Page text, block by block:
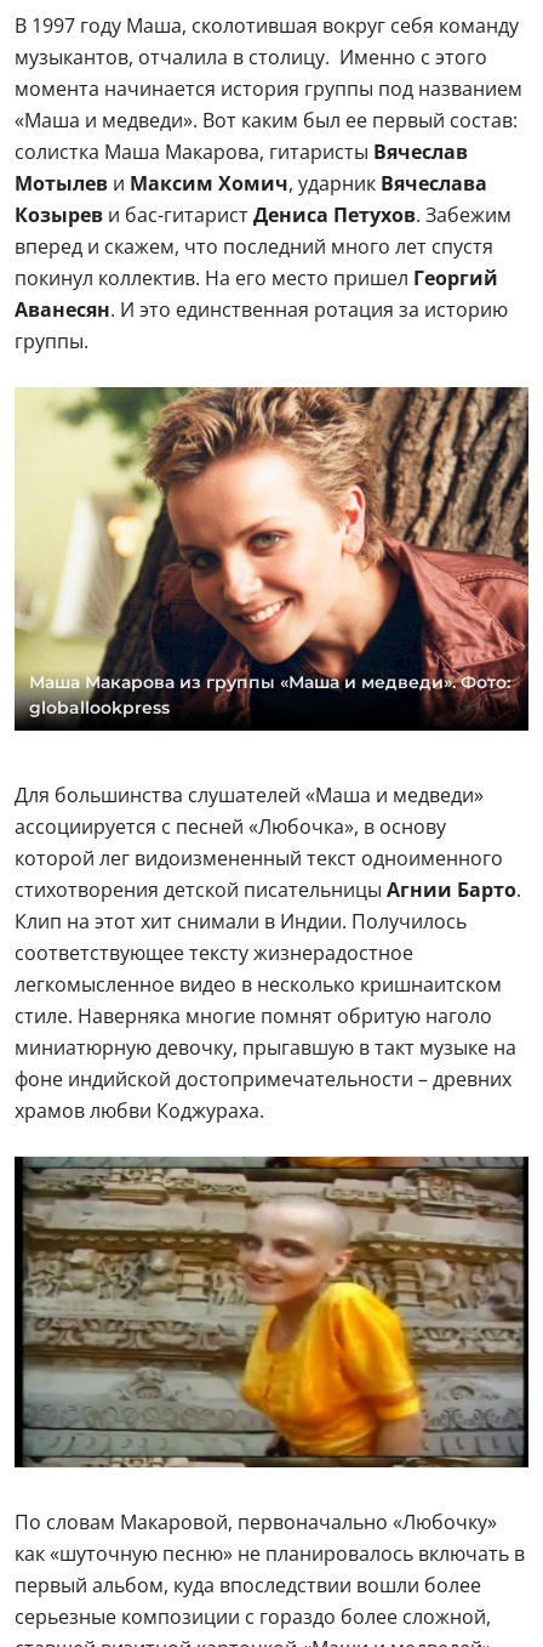
В 1997 году Маша, сколотившая вокруг себя команду
музыкантов, отчалила в столицу. Именно с этого
момента начинается история группы под названием
«Маша и медведи». Вот каким был ее первый состав:
солистка Маша Макарова, гитаристы Вячеслав
Мотылев и Максим Хомич, ударник Вячеслава
Козырев и бас-гитаристДениса Петухов. Забежим
вперед и скажем, что последний много лет спустя
покинул коллектив. На его место пришел Георгий
Аванесян. И это единственная ротация за историю
группы.
Маша Макарова из группы «Маша и медведи». Фото:
globallookpress
Для большинства слушателей «Маша и медведи»
ассоциируется с песней «Любочка», в основу
которой лег видоизмененный текст одноименного
стихотворения детской писательницы Агнии Барто.
Клип на этот хит снимали в Индии. Получилось
соответствующее тексту жизнерадостное
легкомысленное видео в несколько кришнаитском
стиле. Наверняка многие помнят обритую наголо
миниатюрную девочку, прыгавшую в такт музыке на
фоне индийской достопримечательности – древних
храмов любви Коджураха.
По словам Макаровой, первоначально «Любочку»
как «шуточную песню» не планировалось включать в
первый альбом, куда впоследствии вошли более
серьезные композиции с гораздо более сложной,